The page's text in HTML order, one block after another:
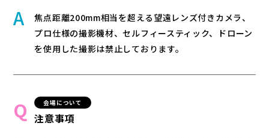
焦点距離200mm相当を超える望遠レンズ付きカメラ、
プロ仕様の撮影機材、セルフィースティック、ドローン
を使用した撮影は禁止しております。
会場について
注意事項